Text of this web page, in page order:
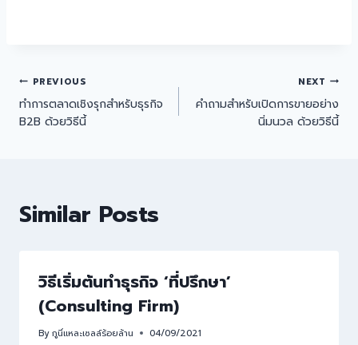
PREVIOUS
ทำการตลาดเชิงรุกสำหรับธุรกิจ
B2B ด้วยวิธีนี้
NEXT
คำถามสำหรับเปิดการขายอย่าง
นิ่มนวล ด้วยวิธีนี้
Similar Posts
วิธีเริ่มต้นทำธุรกิจ ‘ที่ปรึกษา’
(Consulting Firm)
Byกูนี่แหละเซลล์ร้อยล้าน 04/09/2021